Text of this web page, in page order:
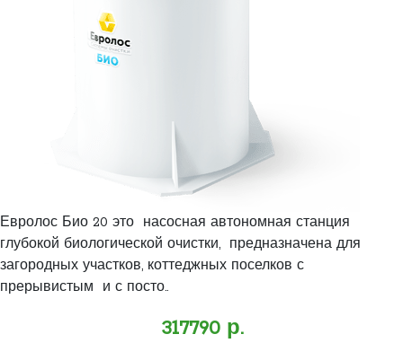
Евролос Био 20 это насосная автономная станция
глубокой биологической очистки, предназначена для
загородных участков, коттеджных поселков с
прерывистым и с посто..
317790 р.